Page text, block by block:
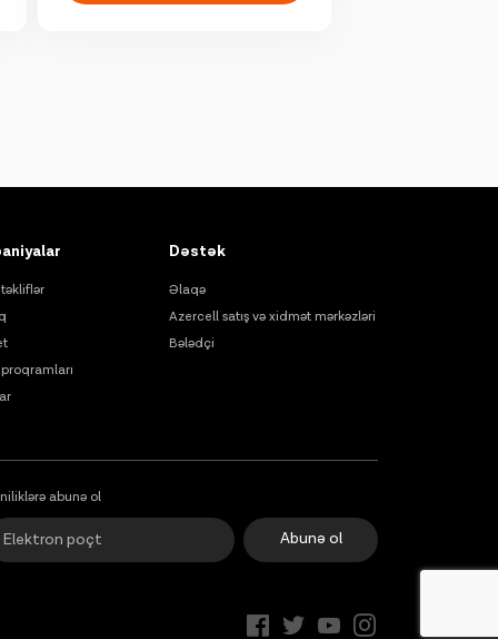
Dəstək
Əlaqə
Azercell satış və xidmət mərkəzləri
Bələdçi
abunə ol
Abunə ol